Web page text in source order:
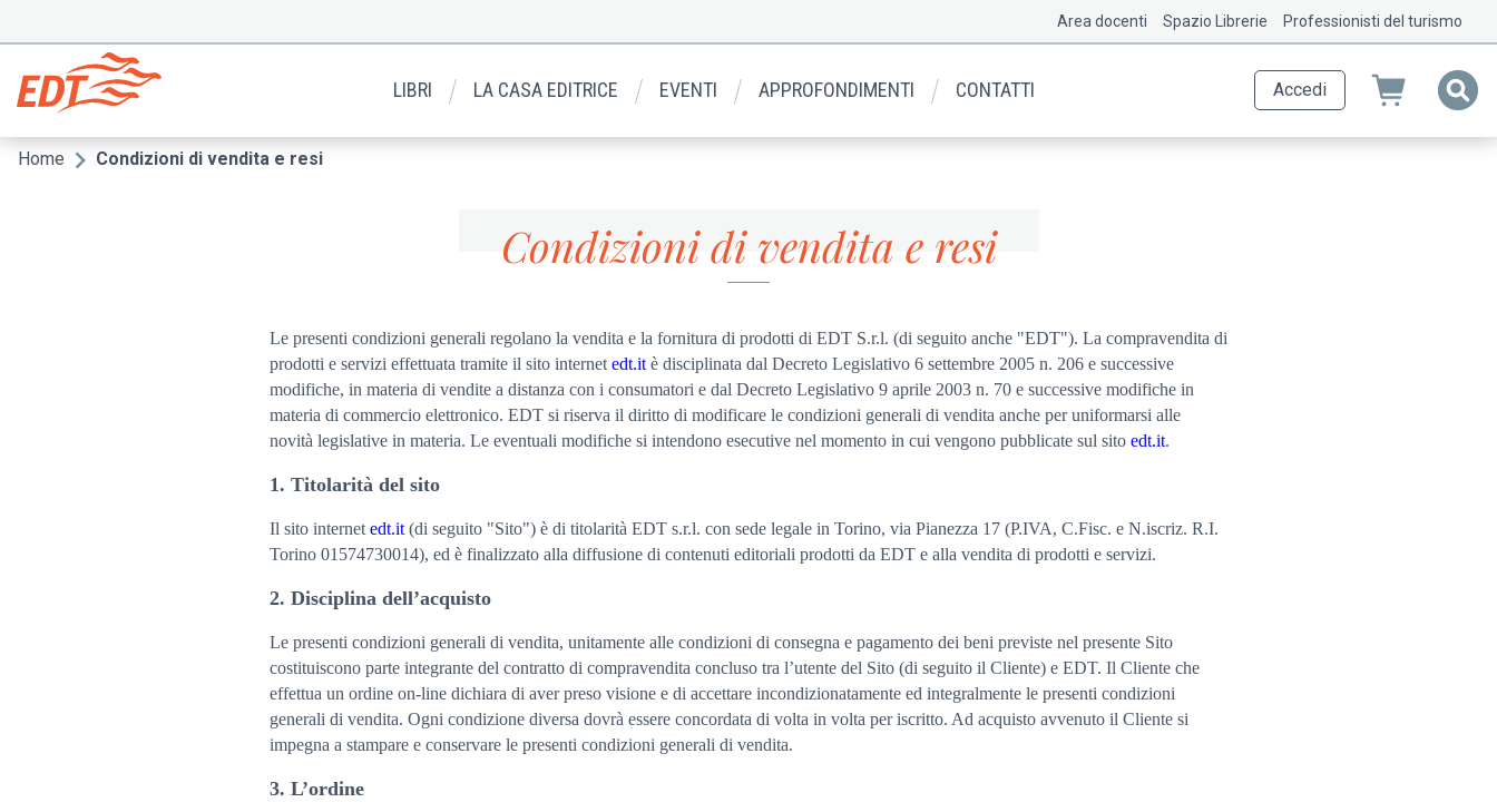
contenuto
principale
Menu
secondario
Area docenti Spazio Librerie Professionisti del turismo
LIBRI LA CASA EDITRICE EVENTI APPROFONDIMENTI CONTATTI Accedi
Briciole
Home Condizioni di vendita e resi
Condizioni di vendita e resi
Le presenti condizioni generali regolano la vendita e la fornitura di prodotti di EDT S.r.l. (di seguito anche "EDT"). La compravendita di
prodotti e servizi effettuata tramite il sito internet edt.it è disciplinata dal Decreto Legislativo 6 settembre 2005 n. 206 e successive
modifiche, in materia di vendite a distanza con i consumatori e dal Decreto Legislativo 9 aprile 2003 n. 70 e successive modifiche in
materia di commercio elettronico. EDT si riserva il diritto di modificare le condizioni generali di vendita anche per uniformarsi alle
novità legislative in materia. Le eventuali modifiche si intendono esecutive nel momento in cui vengono pubblicate sul sito edt.it.
1. Titolarità del sito
Il sito internet edt.it (di seguito "Sito") è di titolarità EDT s.r.l. con sede legale in Torino, via Pianezza 17 (P.IVA, C.Fisc. e N.iscriz. R.I.
Torino 01574730014), ed è finalizzato alla diffusione di contenuti editoriali prodotti da EDT e alla vendita di prodotti e servizi.
2. Disciplina dell’acquisto
Le presenti condizioni generali di vendita, unitamente alle condizioni di consegna e pagamento dei beni previste nel presente Sito
costituiscono parte integrante del contratto di compravendita concluso tra l’utente del Sito (di seguito il Cliente) e EDT. Il Cliente che
effettua un ordine on-line dichiara di aver preso visione e di accettare incondizionatamente ed integralmente le presenti condizioni
generali di vendita. Ogni condizione diversa dovrà essere concordata di volta in volta per iscritto. Ad acquisto avvenuto il Cliente si
impegna a stampare e conservare le presenti condizioni generali di vendita.
3. L’ordine